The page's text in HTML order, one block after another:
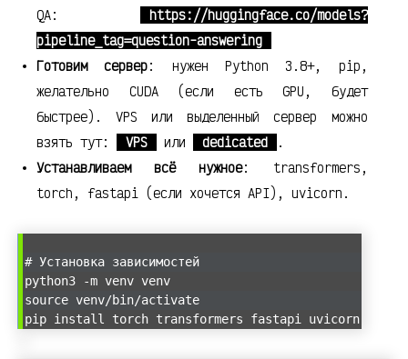
QA:
https://huggingface.co/models?
pipeline_tag=question-answering
Готовим сервер: нужен Python 3.8+, pip,
желательно CUDA (если есть GPU, будет
быстрее). VPS или выделенный сервер можно
взять тут:
VPS или dedicated
.
Устанавливаем всё нужное: transformers,
torch, fastapi (если хочется API), uvicorn.
# Установка зависимостей
python3 -m venv venv
source venv/bin/activate
pip install torch transformers fastapi uvicorn